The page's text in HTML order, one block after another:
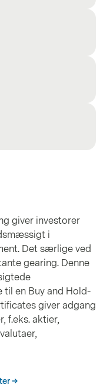
giver investorer
i
Det særlige ved
gearing. Denne
til en Buy and Hold-
giver adgang
f.eks. aktier,